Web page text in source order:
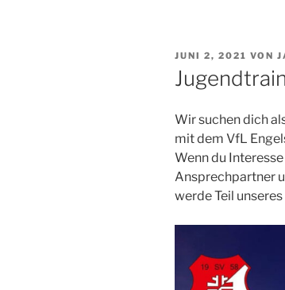
VERÖFFENTLICHT
AM
JUNI 2, 2021 VON
Wir suchen dich
mit dem VfL
Wenn du
Ansprechpartner
werde Teil